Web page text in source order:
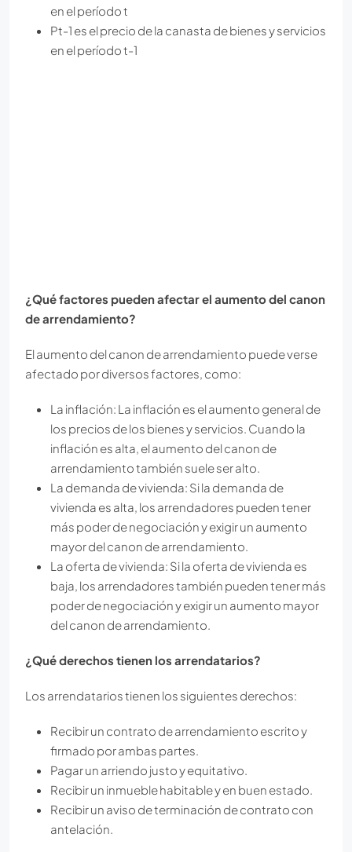
en el período t
Pt-1 es el precio de la canasta de bienes y servicios
en el período t-1
¿Qué factores pueden afectar el aumento del canon
de arrendamiento?
El aumento del canon de arrendamiento puede verse
afectado por diversos factores, como:
La inflación: La inflación es el aumento general de
los precios de los bienes y servicios. Cuando la
inflación es alta, el aumento del canon de
arrendamiento también suele ser alto.
La demanda de vivienda: Si la demanda de
vivienda es alta, los arrendadores pueden tener
más poder de negociación y exigir un aumento
mayor del canon de arrendamiento.
La oferta de vivienda: Si la oferta de vivienda es
baja, los arrendadores también pueden tener más
poder de negociación y exigir un aumento mayor
del canon de arrendamiento.
¿Qué derechos tienen los arrendatarios?
Los arrendatarios tienen los siguientes derechos:
Recibir un contrato de arrendamiento escrito y
firmado por ambas partes.
Pagar un arriendo justo y equitativo.
Recibir un inmueble habitable y en buen estado.
Recibir un aviso de terminación de contrato con
antelación.